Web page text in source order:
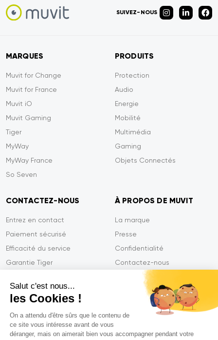
Salut c'est nous...
les Cookies !
On a attendu d'être sûrs que le contenu de
ce site vous intéresse avant de vous
déranger, mais on aimerait bien vous accompagner pendant votre
SUIVEZ-NOUS
MARQUES
Muvit for Change
Muvit for France
Muvit iO
Muvit Gaming
Tiger
MyWay
MyWay France
So Seven
PRODUITS
Protection
Audio
Energie
Mobilité
Multimédia
Gaming
Objets Connectés
CONTACTEZ-NOUS
Entrez en contact
Paiement sécurisé
Efficacité du service
Garantie Tiger
À PROPOS DE MUVIT
La marque
Presse
Confidentialité
Contactez-nous
Mentions légales